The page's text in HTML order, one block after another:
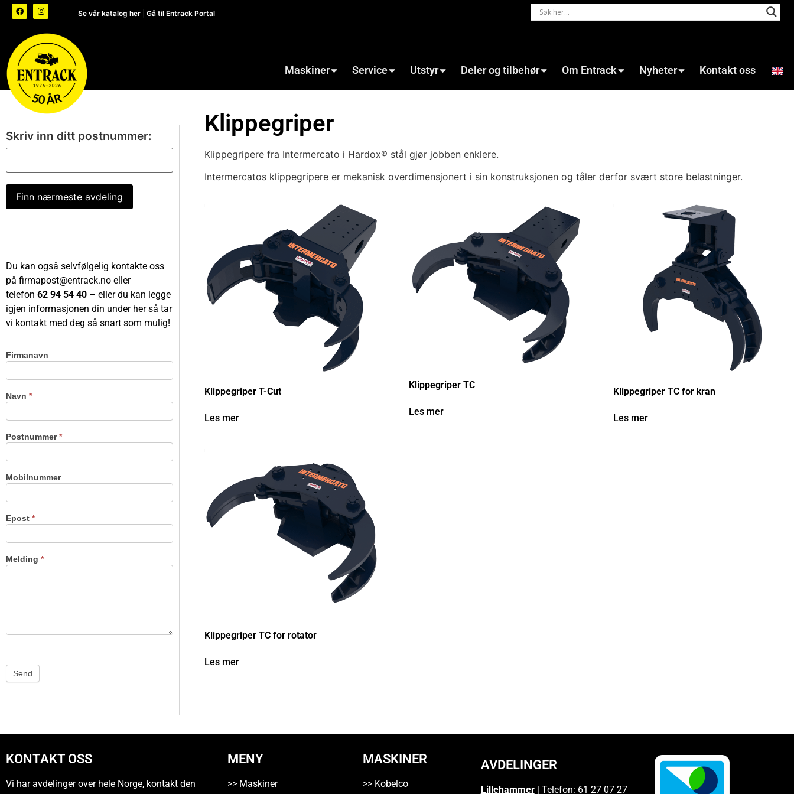
Se vår katalog her Gå til Entrack Portal
Maskiner Service Utstyr Deler og tilbehør Om Entrack Nyheter Kontakt oss
Skriv inn ditt postnummer:
Finn nærmeste avdeling
Du kan også selvfølgelig kontakte oss
på firmapost@entrack.no eller
telefon 62 94 54 40 – eller du kan legge
igjen informasjonen din under her så tar
vi kontakt med deg så snart som mulig!
Kontakt
Firmanavn
Navn *
Postnummer*
Mobilnummer
Epost *
Melding *
Send
Klippegriper
Klippegripere fra Intermercato i Hardox® stål gjør jobben enklere.
Intermercatos klippegripere er mekanisk overdimensjonert i sin konstruksjonen og tåler derfor svært store belastninger.
Klippegriper T-Cut
Les mer
Klippegriper TC
Les mer
Klippegriper TC for kran
Les mer
Klippegriper TC for rotator
Les mer
KONTAKT OSS
Vi har avdelinger over hele Norge, kontakt den
MENY
>> Maskiner
MASKINER
>> Kobelco
AVDELINGER
Lillehammer| Telefon: 61 27 07 27